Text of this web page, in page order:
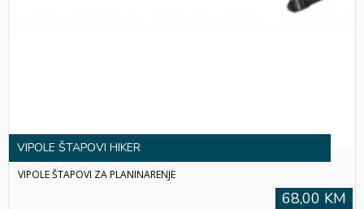
VIPOLE ŠTAPOVI HIKER
VIPOLE ŠTAPOVI ZA PLANINARENJE
68,00 KM